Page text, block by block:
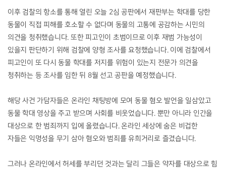
이후 검찰의 항소를 통해 열린 오늘 2심 공판에서 재판부는 학대를 당한
동물이 직접 피해를 호소할 수 없다며 동물의 고통에 공감하는 시민의
의견을 청취했습니다. 또한 피고인이 초범이므로 이후 재범 가능성이
있을지 판단하기 위해 검찰에 양형 조사를 요청했습니다. 이에 검찰에서
피고인이 또 다시 동물 학대를 저지를 위험이 있는지 전문가 의견을
청취하는 등 조사를 임한 뒤 8월 선고 공판을 예정했습니다.
해당 사건 가담자들은 온라인 채팅방에 모여 동물 혐오 발언을 일삼았고
동물 학대 영상을 주고 받으며 사회를 비웃었습니다. 뿐만 아니라 인간을
대상으로 한 범죄까지 입에 올렸습니다. 온라인 세상에 숨은 비겁한
자들은 익명성을 무기 삼아 혐오와 범죄를 유희거리로 즐겼습니다.
그러나 온라인에서 허세를 부리던 것과는 달리 그들은 약자를 대상으로 힘